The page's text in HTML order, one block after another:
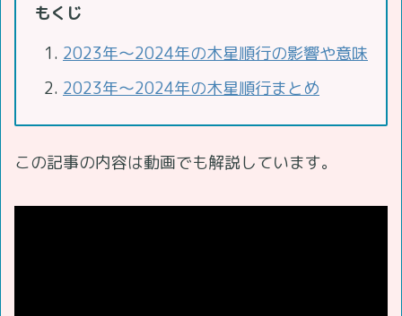
もくじ
2023年～2024年の木星順行の影響や意味
2023年～2024年の木星順行まとめ
この記事の内容は動画でも解説しています。